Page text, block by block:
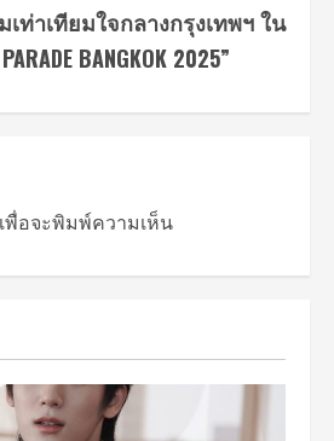
ท่าเทียมใจกลางกรุงเทพฯ ใน
BANGKOK 2025”
เพื่อจะพิมพ์ความเห็น